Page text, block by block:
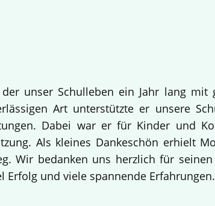
unser Schulleben ein Jahr lang mit
Art unterstützte er unsere
Dabei war er für Kinder und
Als kleines Dankeschön erhielt
Wir bedanken uns herzlich für seinen
und viele spannende Erfahrungen.